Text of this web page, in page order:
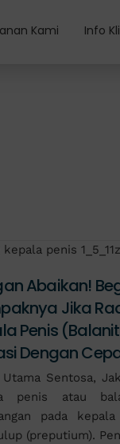
Kami Info
Abaikan!
Jika
Penis
Dengan
Sentosa,
penis atau
pada
(preputium).